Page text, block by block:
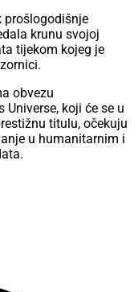
prošlogodišnje
krunu svojoj
tijekom kojeg je
obvezu
koji će se u
titulu, očekuju
u humanitarnim i